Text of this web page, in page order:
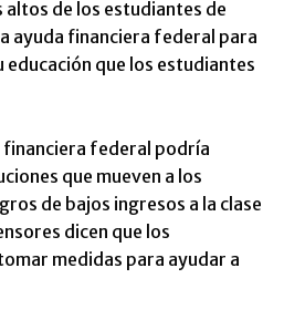
altos de los estudiantes de
ayuda financiera federal para
educación que los estudiantes
financiera federal podría
que mueven a los
de bajos ingresos a la clase
dicen que los
medidas para ayudar a